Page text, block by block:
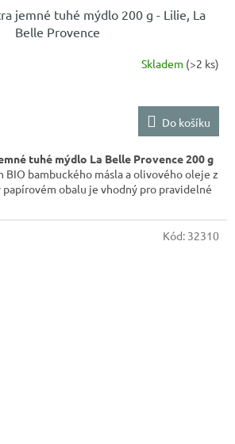
jemné tuhé mýdlo 200 g - Lilie, La
Belle Provence
Skladem (>2 ks)
Do košíku
tuhé mýdlo La Belle Provence 200 g
BIO bambuckého másla a olivového oleje z
obalu je vhodný pro pravidelné
Kód: 32310